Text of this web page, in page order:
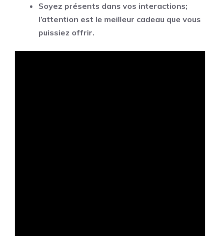
Soyez présents dans vos interactions;
l’attention est le meilleur cadeau que vous
puissiez offrir.